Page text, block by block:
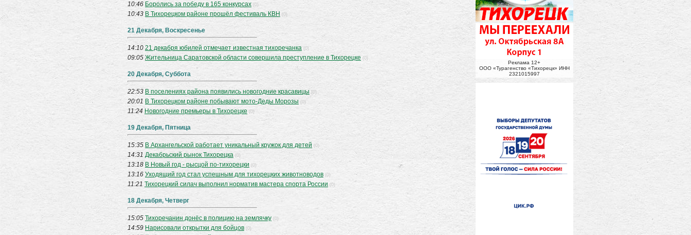
Реклама 12+
ООО «Турагенство «Тихорецк» ИНН
2321015997
10:46 Боролись за победу в 165 конкурсах (0)
10:43 В Тихорецком районе прошёл фестиваль КВН (0)
21 Декабря, Воскресенье
14:10 21 декабря юбилей отмечает известная тихоречанка (0)
09:05 Жительница Саратовской области совершила преступление в Тихорецке (0)
20 Декабря, Суббота
22:53 В поселениях района появились новогодние красавицы (0)
20:01 В Тихорецком районе побывают мото-Деды Морозы (0)
11:24 Новогодние премьеры в Тихорецке (0)
19 Декабря, Пятница
15:35 В Архангельской работает уникальный кружок для детей (0)
14:31 Декабрьский рынок Тихорецка (0)
13:18 В Новый год - рысцой по-тихорецки (0)
13:16 Уходящий год стал успешным для тихорецких животноводов (0)
11:21 Тихорецкий силач выполнил норматив мастера спорта России (0)
18 Декабря, Четверг
15:05 Тихоречанин донёс в полицию на землячку (0)
14:59 Нарисовали открытки для бойцов (0)